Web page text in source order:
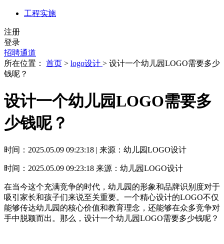
工程实施
注册
登录
招聘通道
所在位置： 首页 > logo设计 > 设计一个幼儿园LOGO需要多少
钱呢？
设计一个幼儿园LOGO需要多
少钱呢？
时间：2025.05.09 09:23:18 | 来源：幼儿园LOGO设计
时间：2025.05.09 09:23:18 来源：幼儿园LOGO设计
在当今这个充满竞争的时代，幼儿园的形象和品牌识别度对于
吸引家长和孩子们来说至关重要。一个精心设计的LOGO不仅
能够传达幼儿园的核心价值和教育理念，还能够在众多竞争对
手中脱颖而出。那么，设计一个幼儿园LOGO需要多少钱呢？